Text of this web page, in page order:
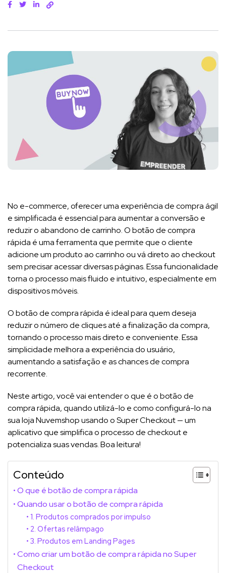
No e-commerce, oferecer uma experiência de compra ágil
e simplificada é essencial para aumentar a conversão e
reduzir o abandono de carrinho. O botão de compra
rápida é uma ferramenta que permite que o cliente
adicione um produto ao carrinho ou vá direto ao checkout
sem precisar acessar diversas páginas. Essa funcionalidade
torna o processo mais fluido e intuitivo, especialmente em
dispositivos móveis.
O botão de compra rápida é ideal para quem deseja
reduzir o número de cliques até a finalização da compra,
tornando o processo mais direto e conveniente. Essa
simplicidade melhora a experiência do usuário,
aumentando a satisfação e as chances de compra
recorrente.
Neste artigo, você vai entender o que é o botão de
compra rápida, quando utilizá-lo e como configurá-lo na
sua loja Nuvemshop usando o Super Checkout — um
aplicativo que simplifica o processo de checkout e
potencializa suas vendas. Boa leitura!
Conteúdo
O que é botão de compra rápida
Quando usar o botão de compra rápida
1. Produtos comprados por impulso
2. Ofertas relâmpago
3. Produtos em Landing Pages
Como criar um botão de compra rápida no Super
Checkout